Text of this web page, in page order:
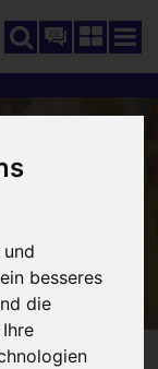
besseres
die
DE